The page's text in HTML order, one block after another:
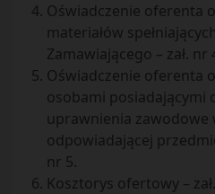
Oświadczenie oferenta
materiałów
Zamawiającego – zał. nr
Oświadczenie oferenta
osobami posiadającymi
uprawnienia zawodowe
odpowiadającej
nr 5.
Kosztorys ofertowy –